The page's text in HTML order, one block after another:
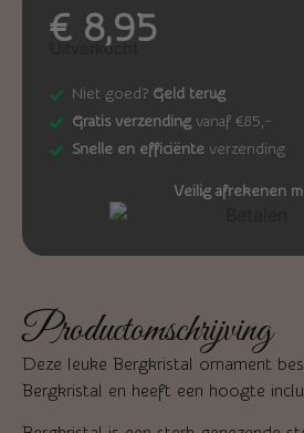
€8,95
Uitverkocht
Niet goed? Geld terug
Gratis verzendingvanaf €85,-
Snelle en efficiënte verzending
Veilig afrekenen
Productomschrijving
Deze leuke Bergkristal ornament
Bergkristal en heeft een hoogte